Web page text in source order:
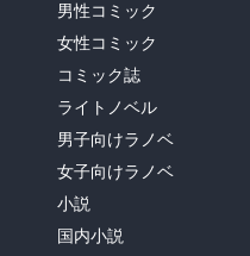
男性コミック
女性コミック
コミック誌
ライトノベル
男子向けラノベ
女子向けラノベ
小説
国内小説